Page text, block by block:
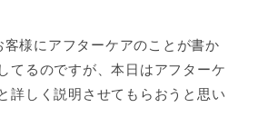
様にアフターケアのことが書か
てるのですが、本日はアフターケ
詳しく説明させてもらおうと思い